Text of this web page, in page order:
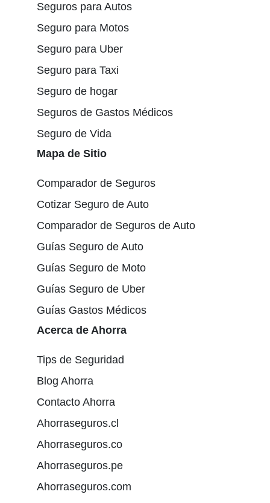
Seguros para Autos
Seguro para Motos
Seguro para Uber
Seguro para Taxi
Seguro de hogar
Seguros de Gastos Médicos
Seguro de Vida
Mapa de Sitio
Comparador de Seguros
Cotizar Seguro de Auto
Comparador de Seguros de Auto
Guías Seguro de Auto
Guías Seguro de Moto
Guías Seguro de Uber
Guías Gastos Médicos
Acerca de Ahorra
Tips de Seguridad
Blog Ahorra
Contacto Ahorra
Ahorraseguros.cl
Ahorraseguros.co
Ahorraseguros.pe
Ahorraseguros.com